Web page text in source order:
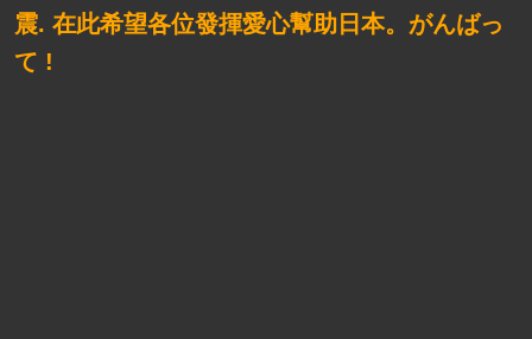
震. 在此希望各位發揮愛心幫助日本。 がんばっ
て !